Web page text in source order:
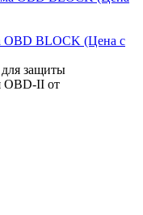
OBD BLOCK (Цена с
защиты
OBD-II от